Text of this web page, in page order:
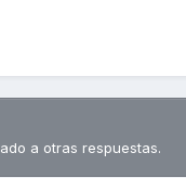
a otras respuestas.